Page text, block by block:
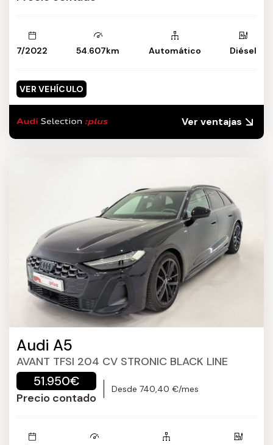
7/2022 54.607km Automático Diésel
VER VEHÍCULO
Ver ventajas
Audi A5
AVANT TFSI 204 CV STRONIC BLACK LINE
51.950€
Precio contado
Desde 740,40 €/mes